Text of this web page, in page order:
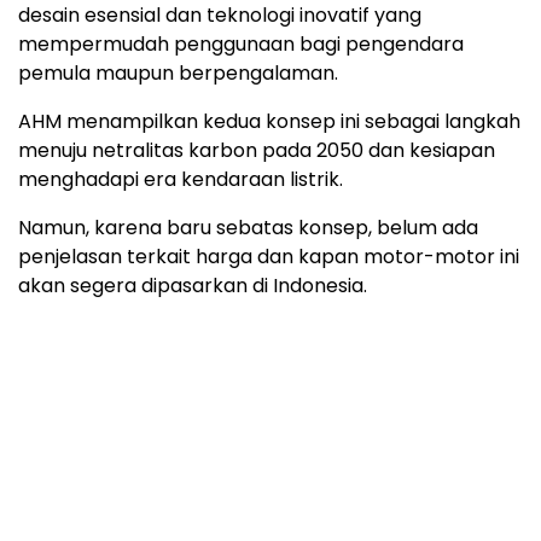
desain esensial dan teknologi inovatif yang
mempermudah penggunaan bagi pengendara
pemula maupun berpengalaman.
AHM menampilkan kedua konsep ini sebagai langkah
menuju netralitas karbon pada 2050 dan kesiapan
menghadapi era kendaraan listrik.
Namun, karena baru sebatas konsep, belum ada
penjelasan terkait harga dan kapan motor-motor ini
akan segera dipasarkan di Indonesia.